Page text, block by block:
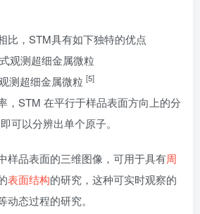
比，STM具有如下独特的优点
测超细金属微粒 [5]
STM 在平行于样品表面方向上的分
可以分辨出单个原子。
样品表面的三维图像，可用于具有周
表面结构的研究，这种可实时观察的
动态过程的研究。